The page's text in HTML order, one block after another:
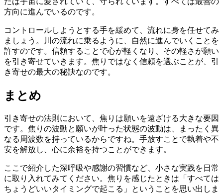
方向に進んでいるのです。
コントロールしようとする手を緩めて、流れに身を任せてみ
ましょう。川の流れに乗るように、自然に進んでいくことを
許すのです。信頼することで心が軽くなり、その軽さが願い
を引き寄せていきます。焦りではなく信頼を選ぶことが、引
き寄せの最大の秘訣なのです。
まとめ
引き寄せの法則において、焦りは願いを遠ざける大きな要因
です。焦りの波動と願いが叶った状態の波動は、まったく異
なる周波数を持っているからですね。手放すことで執着や不
安を解放し、心に余裕を持つことができます。
ここで紹介した深呼吸や感謝の習慣など、小さな実践を日常
に取り入れてみてください。焦りを感じたときは「すべては
ちょうどいいタイミングで起こる」ということを思い出しま